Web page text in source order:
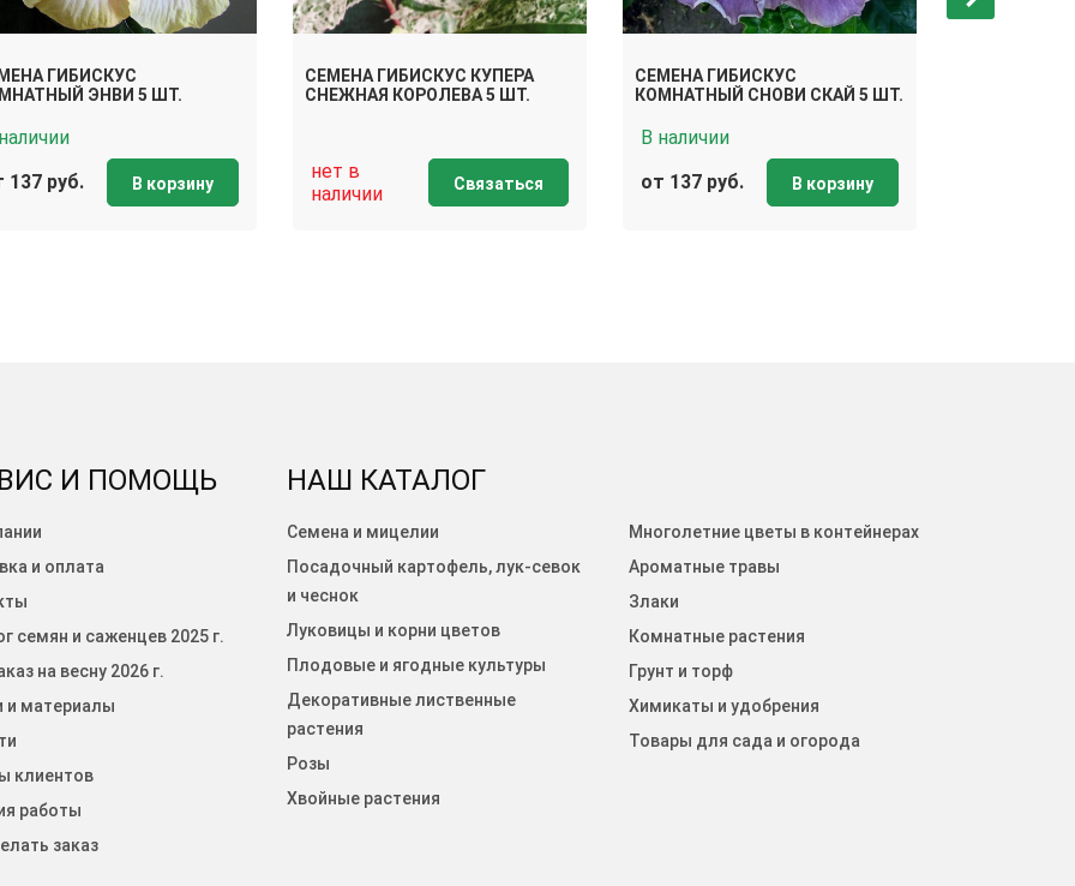
ГИБИСКУС
ЭНВИ 5 ШТ.
137 руб.
В корзину
СЕМЕНА ГИБИСКУС КУПЕРА
СНЕЖНАЯ КОРОЛЕВА 5 ШТ.
нет в
наличии
Связаться
СЕМЕНА ГИБИСКУС
КОМНАТНЫЙ СНОВИ СКАЙ 5 ШТ.
В наличии
от 137 руб.
В корзину
И ПОМОЩЬ
и оплата
семян и саженцев 2025 г.
на весну 2026 г.
и материалы
клиентов
работы
заказ
НАШ КАТАЛОГ
Семена и мицелии
Посадочный картофель, лук-севок
и чеснок
Луковицы и корни цветов
Плодовые и ягодные культуры
Декоративные лиственные
растения
Розы
Хвойные растения
Многолетние цветы в контейнерах
Ароматные травы
Злаки
Комнатные растения
Грунт и торф
Химикаты и удобрения
Товары для сада и огорода